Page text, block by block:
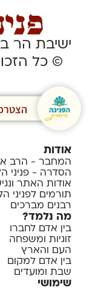
ישיבת הר
© כל
אודות
המחבר - הרב
הסדרה - פניני
אודות האתר
תורמים לפניני
רבנים מברכים
מה נלמד?
בין אדם לחברו
זוגיות ומשפחה
העם והארץ
בין אדם למקום
שבת ומועדים
שימושי